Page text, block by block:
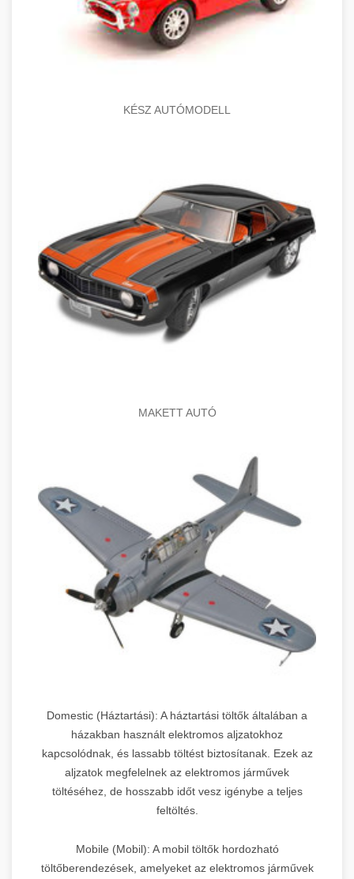
KÉSZ AUTÓMODELL
MAKETT AUTÓ
Domestic (Háztartási): A háztartási töltők általában a
házakban használt elektromos aljzatokhoz
kapcsolódnak, és lassabb töltést biztosítanak. Ezek az
aljzatok megfelelnek az elektromos járművek
töltéséhez, de hosszabb időt vesz igénybe a teljes
feltöltés.
Mobile (Mobil): A mobil töltők hordozható
töltőberendezések, amelyeket az elektromos járművek